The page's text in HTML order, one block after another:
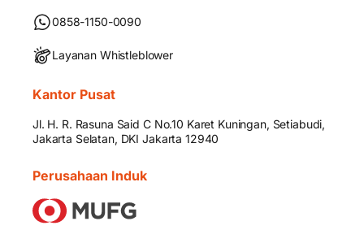
0858-1150-0090
Layanan Whistleblower
Kantor Pusat
Jl. H. R. Rasuna Said C No.10 Karet Kuningan, Setiabudi,
Jakarta Selatan, DKI Jakarta 12940
Perusahaan Induk